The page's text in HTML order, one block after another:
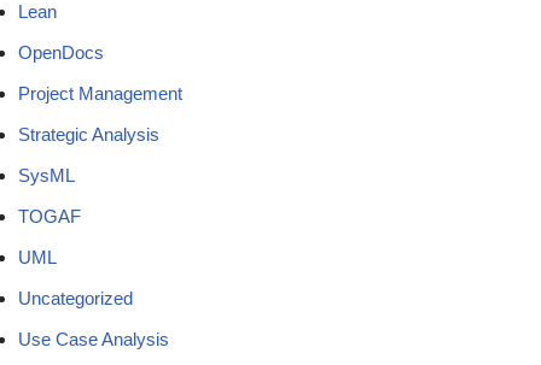
Lean
OpenDocs
Project Management
Strategic Analysis
SysML
TOGAF
UML
Uncategorized
Use Case Analysis